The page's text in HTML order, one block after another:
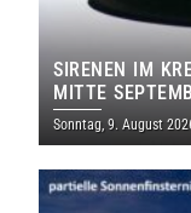
SIRENEN IM
MITTE
Sonntag, 9. August